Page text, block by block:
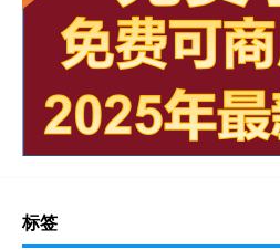
标签